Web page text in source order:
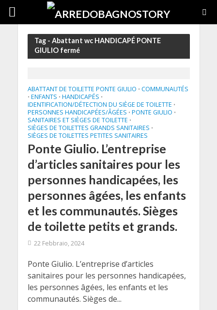
Tag - Abattant wc HANDICAPÉ PONTE
GIULIO fermé
ABATTANT DE TOILETTE PONTE GIULIO • COMMUNAUTÉS
• ENFANTS • HANDICAPÉS •
IDENTIFICATION/DÉTECTION DU SIÈGE DE TOILETTE •
PERSONNES HANDICAPÉES/ÂGÉES • PONTE GIULIO •
SANITAIRES ET SIÈGES DE TOILETTE •
SIÈGES DE TOILETTES GRANDS SANITAIRES •
SIÈGES DE TOILETTES PETITES SANITAIRES
Ponte Giulio. L’entreprise
d’articles sanitaires pour les
personnes handicapées, les
personnes âgées, les enfants
et les communautés. Sièges
de toilette petits et grands.
22 Febbraio, 2024
Ponte Giulio. L’entreprise d’articles
sanitaires pour les personnes handicapées,
les personnes âgées, les enfants et les
communautés. Sièges de...